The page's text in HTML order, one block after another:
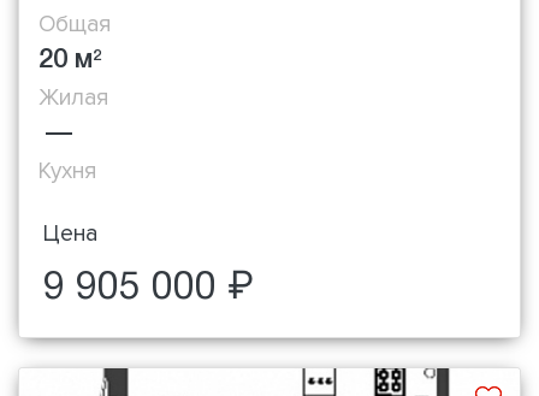
Общая
20 м2
Жилая
—
Кухня
Цена
9 905 000 ₽